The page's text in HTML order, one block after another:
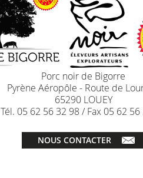
Porc noir de Bigorre
Pyrène Aéropôle - Route de
65290 LOUEY
Tél. 05 62 56 32 98 / Fax 05 62
NOUS CONTACTER